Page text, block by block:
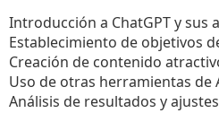
Introducción a ChatGPT y sus
Establecimiento de objetivos
Creación de contenido
Uso de otras herramientas de
Análisis de resultados y